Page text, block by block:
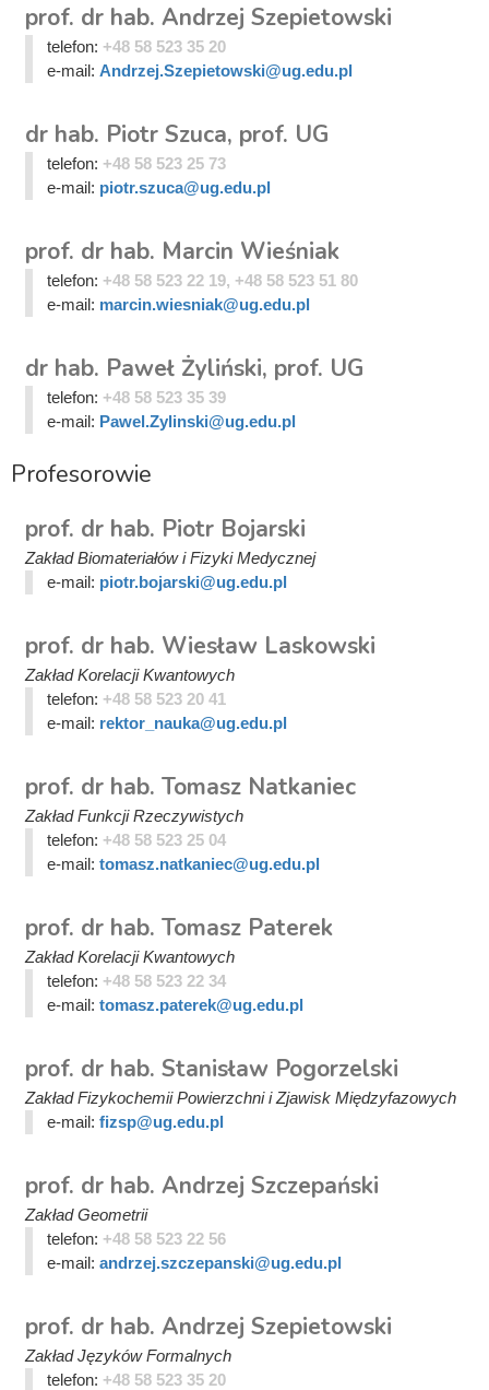
prof. dr hab. Andrzej Szepietowski
telefon: +48 58 523 35 20
e-mail: Andrzej.Szepietowski@ug.edu.pl
dr hab. Piotr Szuca, prof. UG
telefon: +48 58 523 25 73
e-mail: piotr.szuca@ug.edu.pl
prof. dr hab. Marcin Wieśniak
telefon: +48 58 523 22 19, +48 58 523 51 80
e-mail: marcin.wiesniak@ug.edu.pl
dr hab. Paweł Żyliński, prof. UG
telefon: +48 58 523 35 39
e-mail: Pawel.Zylinski@ug.edu.pl
Profesorowie
prof. dr hab. Piotr Bojarski
Zakład Biomateriałów i Fizyki Medycznej
e-mail: piotr.bojarski@ug.edu.pl
prof. dr hab. Wiesław Laskowski
Zakład Korelacji Kwantowych
telefon: +48 58 523 20 41
e-mail: rektor_nauka@ug.edu.pl
prof. dr hab. Tomasz Natkaniec
Zakład Funkcji Rzeczywistych
telefon: +48 58 523 25 04
e-mail: tomasz.natkaniec@ug.edu.pl
prof. dr hab. Tomasz Paterek
Zakład Korelacji Kwantowych
telefon: +48 58 523 22 34
e-mail: tomasz.paterek@ug.edu.pl
prof. dr hab. Stanisław Pogorzelski
Zakład Fizykochemii Powierzchni i Zjawisk Międzyfazowych
e-mail: fizsp@ug.edu.pl
prof. dr hab. Andrzej Szczepański
Zakład Geometrii
telefon: +48 58 523 22 56
e-mail: andrzej.szczepanski@ug.edu.pl
prof. dr hab. Andrzej Szepietowski
Zakład Języków Formalnych
telefon: +48 58 523 35 20